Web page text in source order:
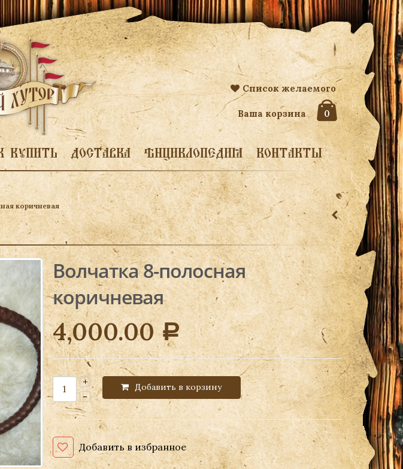
Список желаемого
Ваша корзина 0
КУПИТЬ ДОСТАВКА ЭНЦИКЛОПЕДИЯ КОНТАКТЫ
коричневая
Волчатка 8-полосная
коричневая
4,000.00Р
Добавить в корзину
Добавить в избранное